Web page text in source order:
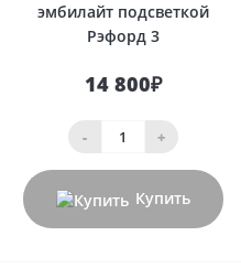
эмбилайт подсветкой
Рэфорд 3
14 800₽
- +
Купить